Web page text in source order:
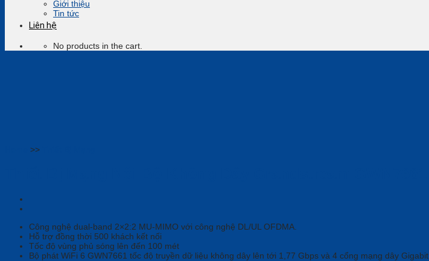
Giới thiệu
Tin tức
Liên hệ
No products in the cart.
>>
Công nghệ dual-band 2×2:2 MU-MIMO với công nghệ DL/UL OFDMA.
Hỗ trợ đồng thời 500 khách kết nối
Tốc độ vùng phủ sóng lên đến 100 mét
Bộ phát WiFi 6 GWN7661 tốc độ truyền dữ liệu không dây lên tới 1,77 Gbps và 4 cổng mạng dây Gigabit.